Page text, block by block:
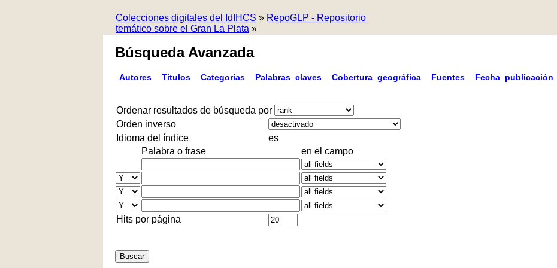
Colecciones digitales del IdIHCS » RepoGLP - Repositorio
temático sobre el Gran La Plata »
Búsqueda Avanzada
Autores Títulos Categorías Palabras_claves Cobertura_geográfica Fuentes Fecha_publicación
Ordenar resultados de búsqueda por
Orden inverso
Idioma del índice
es
Palabra o frase
en el campo
Hits por página